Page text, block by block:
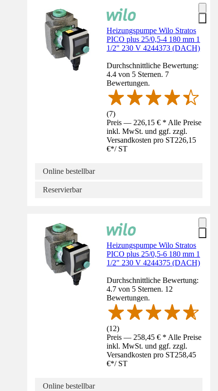
Heizungspumpe Wilo Stratos
PICO plus 25/0,5-4 180 mm 1
1/2" 230 V 4244373 (DACH)
Durchschnittliche Bewertung:
4.4 von 5 Sternen. 7
Bewertungen.
(7)
Preis — 226,15 € * Alle Preise
inkl. MwSt. und ggf. zzgl.
Versandkosten pro ST226,15
€*/ ST
Online bestellbar
Reservierbar
Heizungspumpe Wilo Stratos
PICO plus 25/0,5-6 180 mm 1
1/2" 230 V 4244375 (DACH)
Durchschnittliche Bewertung:
4.7 von 5 Sternen. 12
Bewertungen.
(12)
Preis — 258,45 € * Alle Preise
inkl. MwSt. und ggf. zzgl.
Versandkosten pro ST258,45
€*/ ST
Online bestellbar